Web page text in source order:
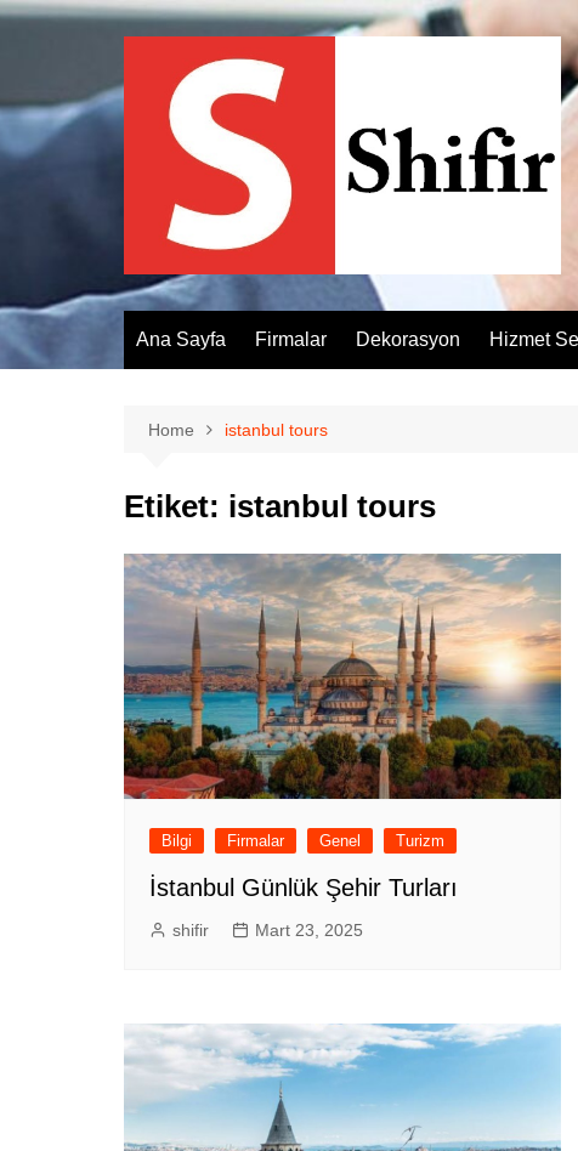
Skip
Ana Sayfa Firmalar Dekorasyon Hizmet
Home istanbul tours
Etiket: istanbul tours
Bilgi Firmalar Genel Turizm
İstanbul Günlük Şehir Turları
shifir Mart 23, 2025